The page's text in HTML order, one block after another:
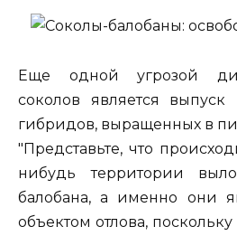
Еще одной угрозой
соколов является
гибридов, выращенных в
"Представьте, что
нибудь территории
балобана, а именно они
объектом отлова,